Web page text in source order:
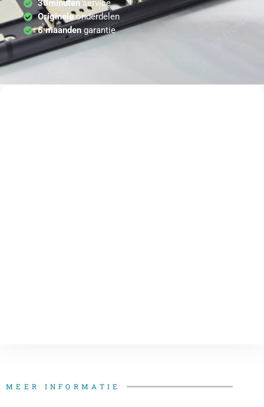
30minutenservice
Origineleonderdelen
6 maandengarantie
MEER INFORMATIE